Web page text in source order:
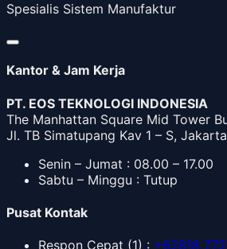
Spesialis Sistem Manufaktur
Kantor & Jam Kerja
PT. EOS TEKNOLOGI INDONESIA
The Manhattan Square Mid Tower
Jl. TB Simatupang Kav 1 – S,
Senin – Jumat : 08.00 – 17.00
Sabtu – Minggu : Tutup
Pusat Kontak
Respon Cepat (1) : +62818